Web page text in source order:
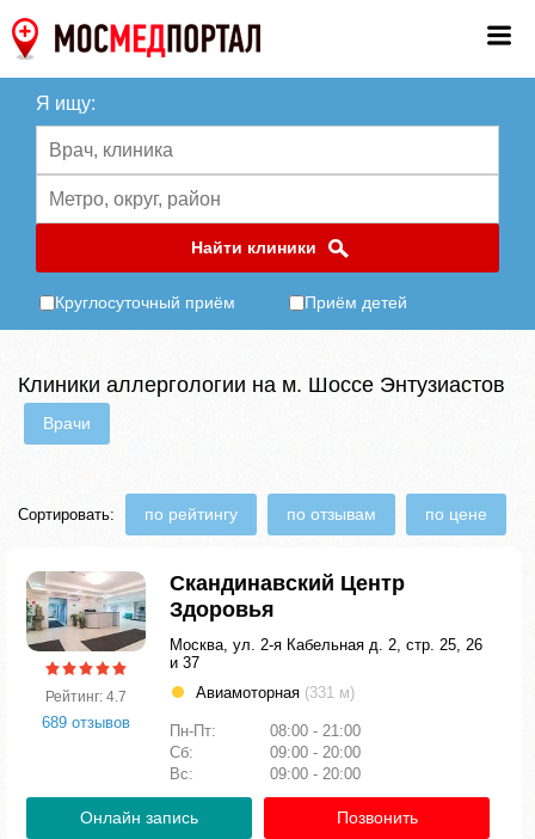
Я ищу:
Найти клиники
Круглосуточный приём Приём детей
Клиники аллергологии на м. Шоссе Энтузиастов
Врачи
Сортировать: по рейтингу по отзывам по цене
Рейтинг: 4.7
689 отзывов
Скандинавский Центр
Здоровья
Москва, ул. 2-я Кабельная д. 2, стр. 25, 26
и 37
Авиамоторная (331 м)
Пн-Пт:
08:00 - 21:00
Сб:
09:00 - 20:00
Вс:
09:00 - 20:00
Онлайн запись Позвонить